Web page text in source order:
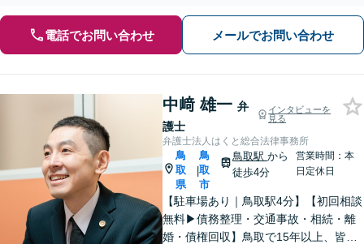
電話でお問い合わせ メールでお問い合わせ
中﨑 雄一 弁
護士
インタビューを
見る
弁護士法人はくと総合法律事務所
鳥
取
県
|
鳥
取
市
鳥取駅から
徒歩4分
営業時間：本
日定休日
【駐車場あり｜鳥取駅4分】【初回相談
無料▶︎債務整理・交通事故・相続・離
婚・債権回収】鳥取で15年以上、皆さ